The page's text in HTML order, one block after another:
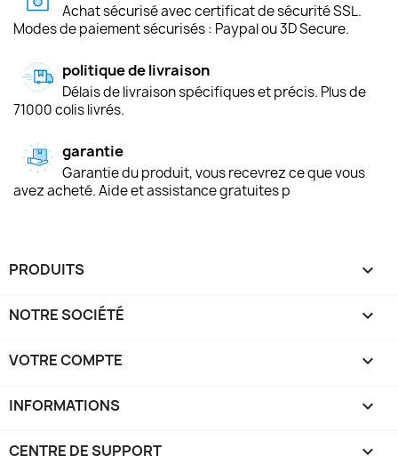
Achat sécurisé avec certificat de sécurité SSL.
Modes de paiement sécurisés : Paypal ou 3D Secure.
politique de livraison
Délais de livraison spécifiques et précis. Plus de
71000 colis livrés.
garantie
Garantie du produit, vous recevrez ce que vous
avez acheté. Aide et assistance gratuites p
PRODUITS 
NOTRE SOCIÉTÉ 
VOTRE COMPTE 
INFORMATIONS keyboard_arrow_down
CENTRE DE SUPPORT 